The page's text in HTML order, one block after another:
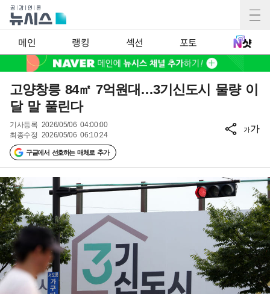
메인 랭킹 섹션 포토
고양창릉 84㎡ 7억원대…3기신도시 물량 이
달 말 풀린다
기사등록 2026/05/06 04:00:00
최종수정 2026/05/06 06:10:24
구글에서 선호하는 매체로 추가
가가